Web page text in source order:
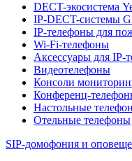
DECT-экосистема
IP-DECT-системы
IP-телефоны для
Wi-Fi-телефоны
Аксессуары для IP-
Видеотелефоны
Консоли
Конференц-
Настольные
Отельные телефоны
SIP-домофония и